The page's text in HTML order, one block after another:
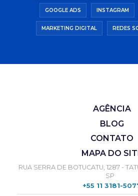
GOOGLE ADS INSTAGRAM
MARKETING DIGITAL REDES
AGÊNCIA
BLOG
CONTATO
MAPA DO
RUA SERRA DE BOTUCATU, 1287 -
SP
+55 11 3181-